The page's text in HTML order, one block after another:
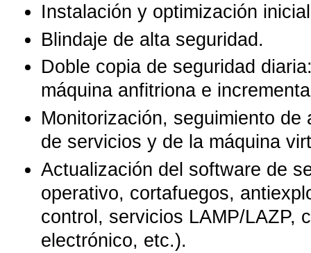
Instalación y optimización
Blindaje de alta seguridad.
Doble copia de seguridad
máquina anfitriona e
Monitorización, seguimiento de
de servicios y de la máquina
Actualización del software de
operativo, cortafuegos,
control, servicios LAMP/LAZP,
electrónico, etc.).